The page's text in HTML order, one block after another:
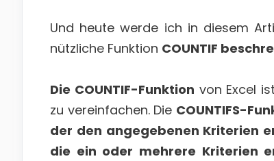
Und heute werde ich in diesem
nützliche Funktion COUNTIF
Die COUNTIF-Funktion von Excel
zu vereinfachen. Die COUNTIFS-
der den angegebenen Kriterien
die ein oder mehrere Kriterien